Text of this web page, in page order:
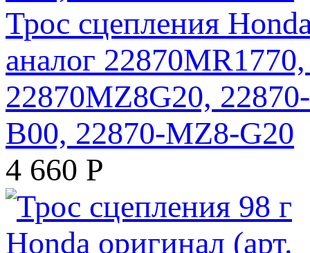
Трос сцепления
аналог
22870MZ8G20,
B00, 22870-MZ8-G20
4 660 Р